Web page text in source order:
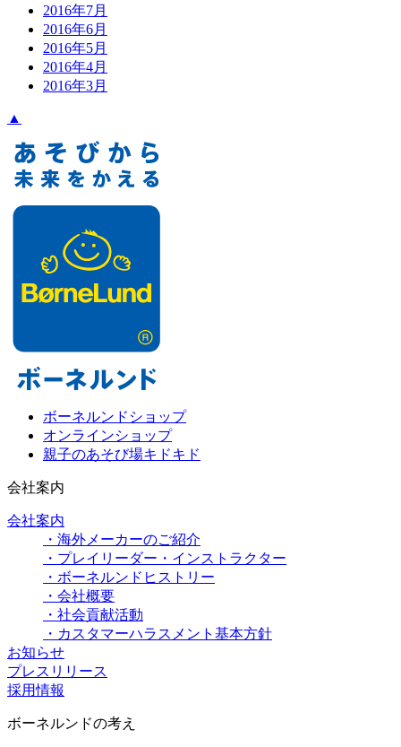
2016年7月
2016年6月
2016年5月
2016年4月
2016年3月
▲
ボーネルンドショップ
オンラインショップ
親子のあそび場キドキド
会社案内
会社案内
・海外メーカーのご紹介
・プレイリーダー・インストラクター
・ボーネルンドヒストリー
・会社概要
・社会貢献活動
・カスタマーハラスメント基本方針
お知らせ
プレスリリース
採用情報
ボーネルンドの考え